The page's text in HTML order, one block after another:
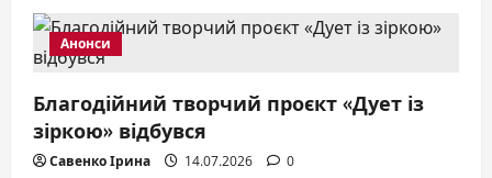
a
t
i
o
Анонси
Благодійний творчий проєкт «Дует із
зіркою» відбувся
Савенко Ірина 14.07.2026 0